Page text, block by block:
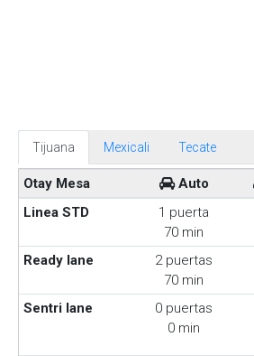
Tijuana Mexicali Tecate
Otay Mesa Auto
Linea STD
1 puerta
70 min
Ready lane
2 puertas
70 min
Sentri lane
0 puertas
0 min